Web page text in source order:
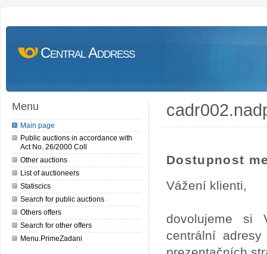
Central Address
Menu
Main page
Public auctions in accordance with
Act No. 26/2000 Coll
Other auctions
List of auctioneers
Statiscics
Search for public auctions
Others offers
Search for other offers
Menu.PrimeZadani
Dostupnost
Vážení klienti,
dovolujeme si
centrální